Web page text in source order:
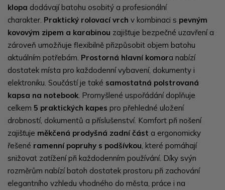
klopa dodávají batohu osobitý a profesionální
charakter. Praktický rolovací vrch v kombinaci s pevným
kovovým zipem a karabinou zajišťuje bezpečné uzavření a
zároveň umožňuje flexibilně přizpůsobit objem batohu
aktuálním potřebám. Prostorná hlavní komora nabízí
dostatek místa pro každodenní vybavení, dokumenty i
elektroniku. Součástí je také samostatná polstrovaná
kapsa na notebook . Promyšlené uspořádání doplňuje
celkem 5 praktických kapes pro přehledné uložení
drobností, dokumentů a příslušenství. Komfort při nošení
zajišťuje měkčená prodyšná zadní část a ergonomicky
řešené ramenní popruhy s podšívkou , které pomáhají
snižovat zatížení při každodenním používání. Díky svýn
rozměrům nabízí batoh dostatek prostoru při zachování
elegantního vzhledu vhodného do města, práce i na